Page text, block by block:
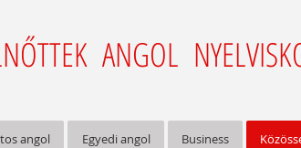
ANGOL
angol Egyedi angol Business